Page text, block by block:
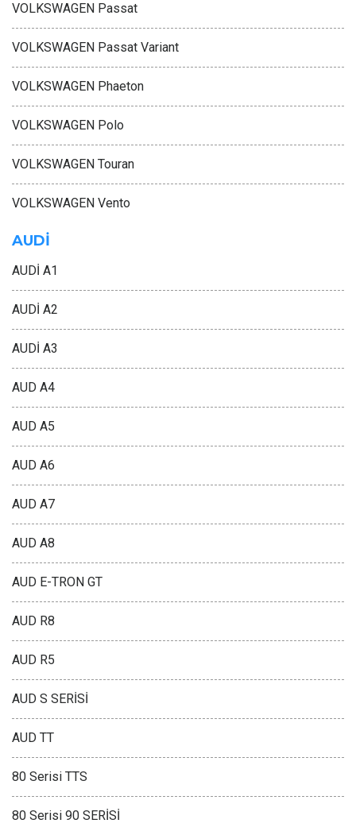
VOLKSWAGEN Passat
VOLKSWAGEN Passat Variant
VOLKSWAGEN Phaeton
VOLKSWAGEN Polo
VOLKSWAGEN Touran
VOLKSWAGEN Vento
AUDİ
AUDİ A1
AUDİ A2
AUDİ A3
AUD A4
AUD A5
AUD A6
AUD A7
AUD A8
AUD E-TRON GT
AUD R8
AUD R5
AUD S SERİSİ
AUD TT
80 Serisi TTS
80 Serisi 90 SERİSİ